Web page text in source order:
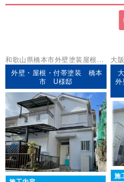
和歌山県橋本市外壁塗装 屋根塗
装外壁・屋根・付帯塗装 橋本
市 U様邸
大
外
施